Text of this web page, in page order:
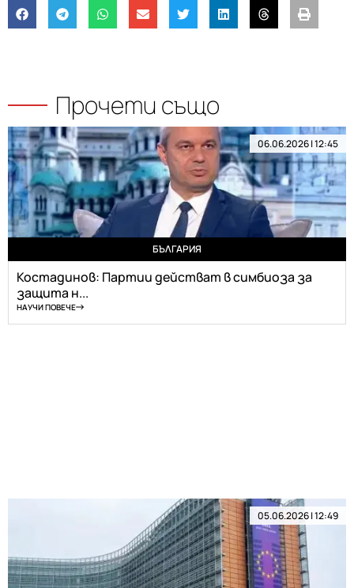
Прочети също
06.06.2026 | 12:45
БЪЛГАРИЯ
Костадинов: Партии действат в симбиоза за
защита н...
НАУЧИ ПОВЕЧЕ
05.06.2026 | 12:49